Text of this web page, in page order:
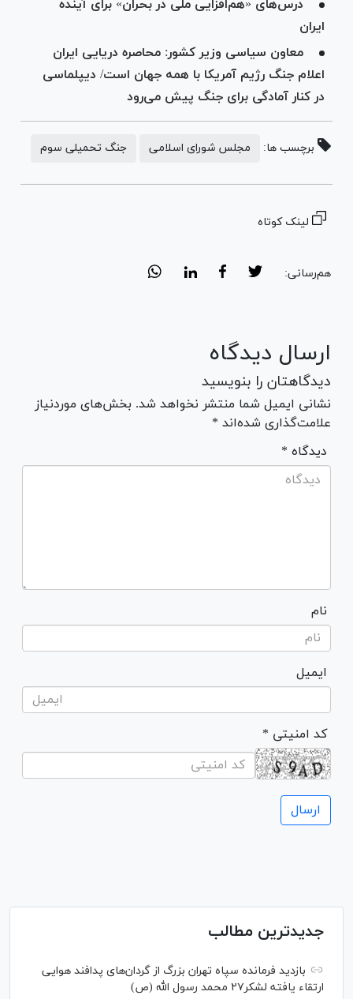
درس‌های «هم‌افزایی ملی در بحران» برای آینده
ایران
معاون سیاسی وزیر کشور: محاصره دریایی ایران
اعلام جنگ رژیم آمریکا با همه جهان است/ دیپلماسی
در کنار آمادگی برای جنگ پیش می‌رود
برچسب ها: مجلس شورای اسلامی جنگ تحمیلی سوم
لینک کوتاه
هم‌رسانی:
ارسال دیدگاه
دیدگاهتان را بنویسید
نشانی ایمیل شما منتشر نخواهد شد. بخش‌های موردنیاز
علامت‌گذاری شده‌اند *
* دیدگاه
نام
ایمیل
* کد امنیتی
جدیدترین مطالب
بازدید فرمانده سپاه تهران بزرگ از گردان‌های پدافند هوایی
ارتقاء یافته لشکر۲۷ محمد رسول الله (ص)